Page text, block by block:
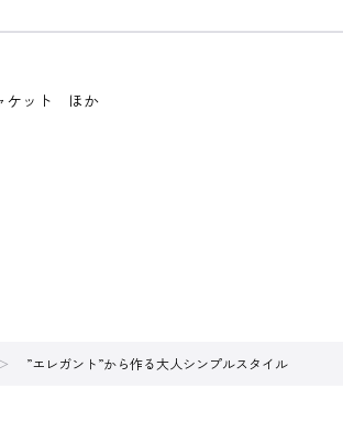
ケット ほか
”エレガント”から作る大人シンプルスタイル